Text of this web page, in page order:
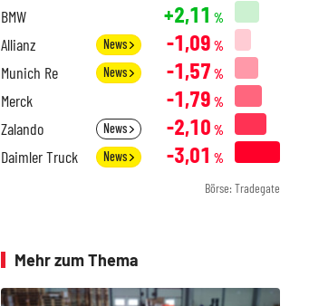
BMW +2,11 %
Allianz News -1,09 %
Munich Re News -1,57 %
Merck -1,79 %
Zalando News -2,10 %
Daimler Truck News -3,01 %
Börse: Tradegate
Mehr zum Thema